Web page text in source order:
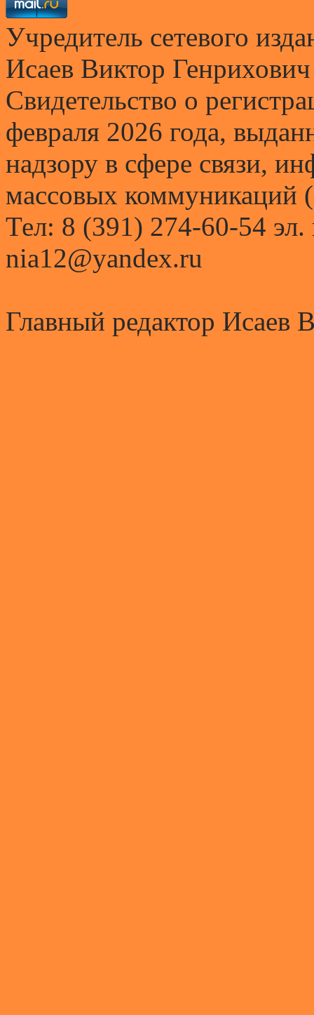
Учредитель сетевого
Исаев Виктор Генрихович
Свидетельство о
февраля 2026 года,
надзору в сфере связи,
массовых коммуникаций
Тел: 8 (391) 274-60-54 эл.
nia12@yandex.ru
Главный редактор Исаев